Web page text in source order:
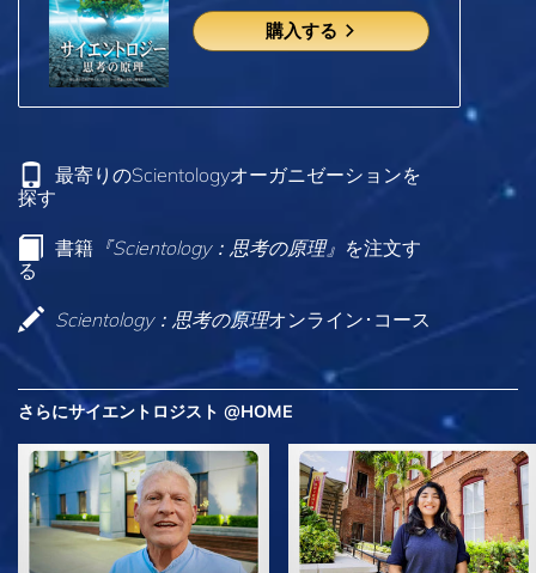
購入する
最寄りのScientologyオーガニゼーションを
探す
書籍 『Scientology：思考の原理』 を注文す
る
Scientology：思考の原理オンライン･コース
さらにサイエントロジスト @HOME